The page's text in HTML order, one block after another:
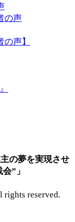
の声
声】
の夢を実現させ
”」
rights reserved.